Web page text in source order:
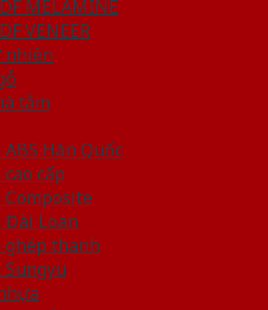
MELAMINE
VENEER
nhiên
tắm
Hàn Quốc
cấp
Đài Loan
ghép thanh